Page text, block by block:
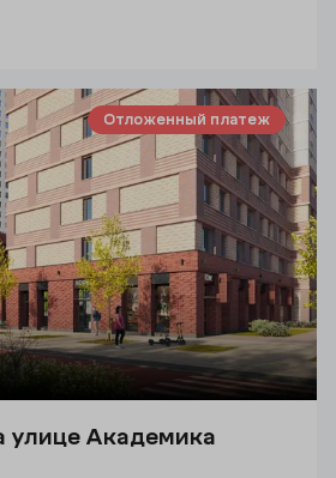
Отложенный платеж
Академика